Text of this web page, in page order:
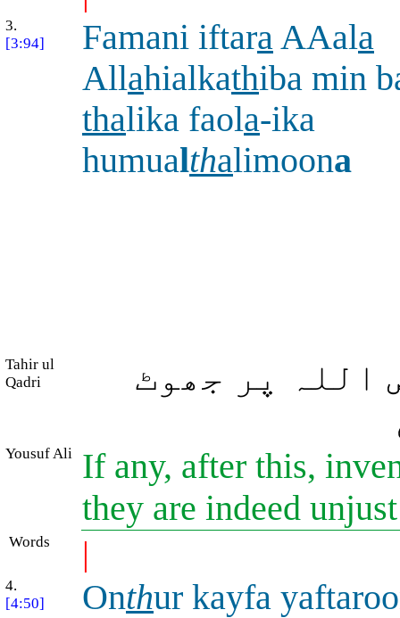
3.
[3:94]
Famani iftaraAAala
Allahialkathiba min
thalika faola-ika
humualthalimoona
Tahir ul
Qadri
اللہ پر جھوٹ
Yousuf Ali
If any, after this,
they are indeed
Words |
4.
[4:50]
Onthur kayfa